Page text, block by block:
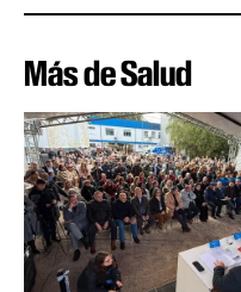
Más de Salud